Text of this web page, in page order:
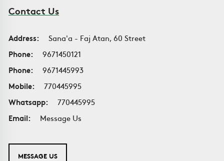
Contact Us
Address:
Sana'a - Faj Atan, 60 Street
Phone:
9671450121
Phone:
9671445993
Mobile:
770445995
Whatsapp:
770445995
Email:
Message Us
MESSAGE US